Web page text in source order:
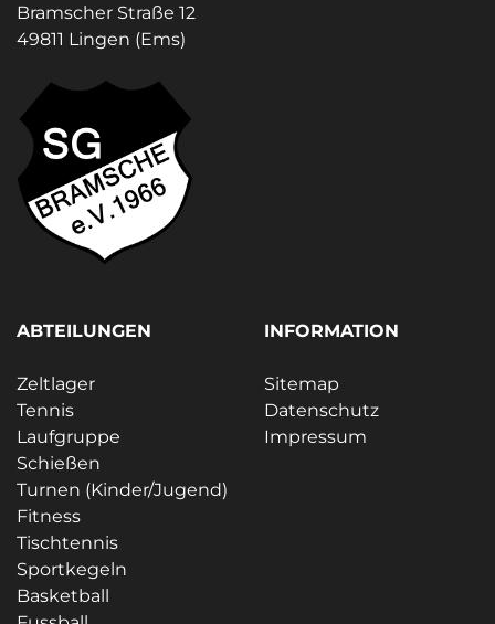
Bramscher Straße 12
49811 Lingen (Ems)
ABTEILUNGEN
Zeltlager
Tennis
Laufgruppe
Schießen
Turnen (Kinder/Jugend)
Fitness
Tischtennis
Sportkegeln
Basketball
INFORMATION
Sitemap
Datenschutz
Impressum